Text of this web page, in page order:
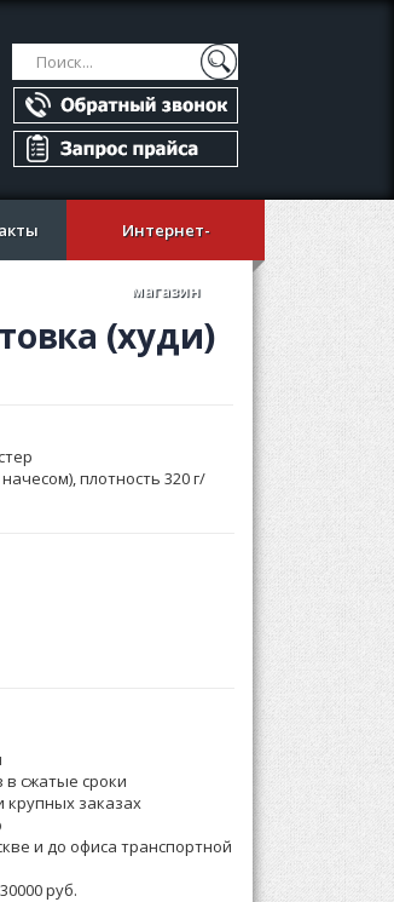
Поиск
Поиск
Интернет-
магазин
(худи)
плотность 320 г/
сжатые сроки
крупных заказах
и до офиса транспортной
руб.